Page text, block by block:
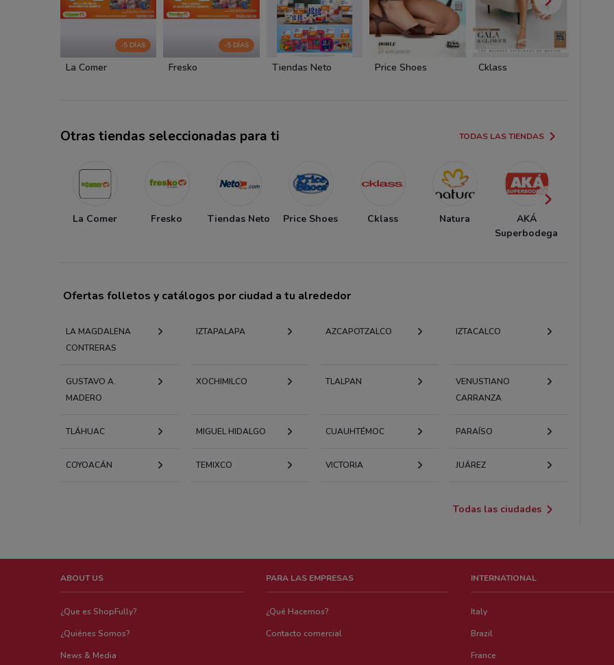
-5 DÍAS
La Comer
-5 DÍAS
Fresko Tiendas Neto Price Shoes Cklass
Otras tiendas seleccionadas para ti TODAS LAS TIENDAS
La Comer Fresko Tiendas Neto Price Shoes Cklass Natura
AKÁ
Superbodega
Ofertas folletos y catálogos por ciudad a tu alrededor
LA MAGDALENA
CONTRERAS
IZTAPALAPA AZCAPOTZALCO IZTACALCO
GUSTAVO A.
MADERO
XOCHIMILCO TLALPAN
VENUSTIANO
CARRANZA
TLÁHUAC MIGUEL HIDALGO CUAUHTÉMOC PARAÍSO
COYOACÁN TEMIXCO VICTORIA JUÁREZ
Todas las ciudades
ABOUT US
¿Que es ShopFully?
¿Quiénes Somos?
News & Media
PARA LAS EMPRESAS
¿Qué Hacemos?
Contacto comercial
INTERNATIONAL
Italy
Brazil
France